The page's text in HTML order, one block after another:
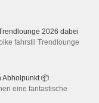
2026 dabei
fahrstil Trendlounge
Abholpunkt 📦
eine fantastische